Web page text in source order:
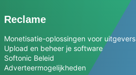
Reclame
Monetisatie-oplossingen voor uitgevers
Upload en beheer je software
Softonic Beleid
Adverteermogelijkheden